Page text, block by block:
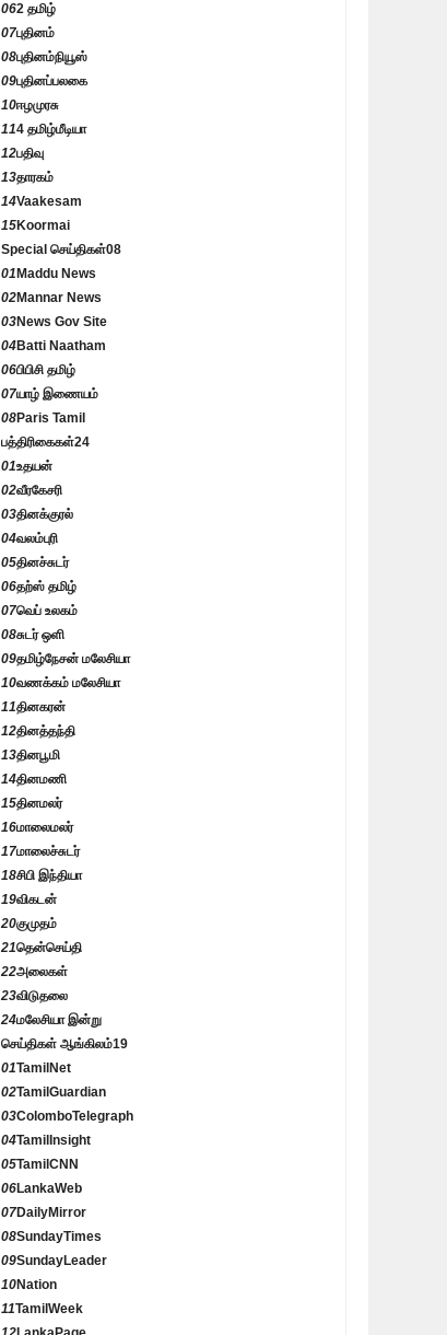
062 தமிழ்
07புதினம்
08புதினம்நியூஸ்
09புதினப்பலகை
10ஈழமுரசு
114 தமிழ்மீடியா
12பதிவு
13தாரகம்
14Vaakesam
15Koormai
Special செய்திகள்08
01 Maddu News
02Mannar News
03News Gov Site
04Batti Naatham
06பிபிசி தமிழ்
07யாழ் இணையம்
08Paris Tamil
பத்திரிகைகள்24
01உதயன்
02வீரகேசரி
03தினக்குரல்
04வலம்புரி
05தினச்சுடர்
06தற்ஸ் தமிழ்
07வெப் உலகம்
08சுடர் ஒளி
09தமிழ்நேசன் மலேசியா
10வணக்கம் மலேசியா
11தினகரன்
12தினத்தந்தி
13தினபூமி
14தினமணி
15தினமலர்
16மாலைமலர்
17மாலைச்சுடர்
18சிபி இந்தியா
19விகடன்
20குமுதம்
21தென்செய்தி
22அலைகள்
23விடுதலை
24மலேசியா இன்று
செய்திகள் ஆங்கிலம்19
01TamilNet
02TamilGuardian
03ColomboTelegraph
04TamilInsight
05TamilCNN
06LankaWeb
07DailyMirror
08SundayTimes
09SundayLeader
10Nation
11TamilWeek